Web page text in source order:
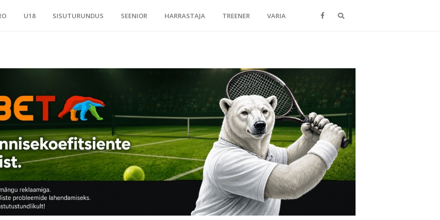
U18 SISUTURUNDUS SEENIOR HARRASTAJA TREENER VARIA